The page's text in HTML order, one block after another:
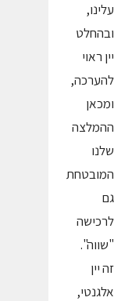
עלינו,
ובהחלט
יין ראוי
להערכה,
ומכאן
ההמלצה
שלנו
המובטחת
גם
לרכישה
"שווה".
זה יין
אלגנטי,